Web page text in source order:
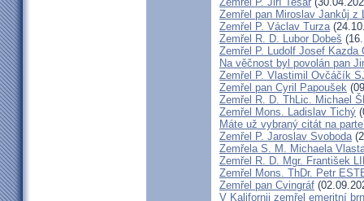
Zemřel pan Miroslav Jankůj z
Zemřel P. Václav Turza
Zemřel R. D. Lubor Dobeš
Zemřel P. Ludolf Josef Kazda
Na věčnost byl povolán pan
Zemřel P. Vlastimil Ovčáčík
Zemřel pan Cyril Papoušek
Zemřel R. D. ThLic. Michael
Zemřel Mons. Ladislav Tichý
Máte už vybraný citát na
Zemřel P. Jaroslav Svoboda
Zemřela S. M. Michaela
Zemřel R. D. Mgr. František
Zemřel Mons. ThDr. Petr
Zemřel pan Cvingráf
V Kalifornii zemřel emeritní